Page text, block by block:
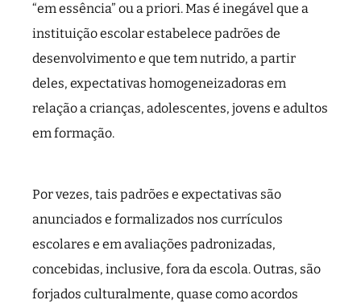
“em essência” ou a priori. Mas é inegável que a
instituição escolar estabelece padrões de
desenvolvimento e que tem nutrido, a partir
deles, expectativas homogeneizadoras em
relação a crianças, adolescentes, jovens e adultos
em formação.
Por vezes, tais padrões e expectativas são
anunciados e formalizados nos currículos
escolares e em avaliações padronizadas,
concebidas, inclusive, fora da escola. Outras, são
forjados culturalmente, quase como acordos